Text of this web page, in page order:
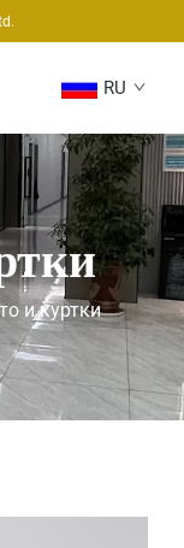
RU
и куртки